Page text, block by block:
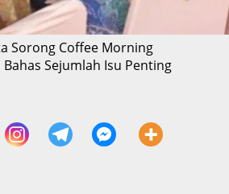
Sorong Coffee Morning
Bahas Sejumlah Isu Penting